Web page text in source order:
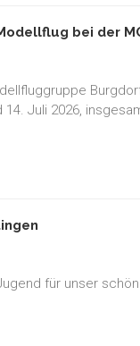
bei der
Juli 2026,
für unser